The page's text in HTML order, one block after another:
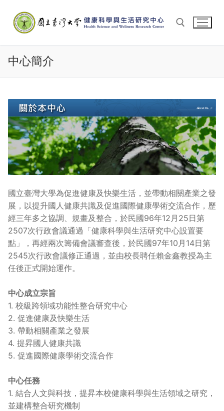
content
中心簡介
國立臺灣大學為促進健康及快樂生活，並帶動相關產業之發
展，以提升國人健康共識及促進國際健康學術交流合作，歷
經三年多之協調、規畫及整合，於民國96年12月25日第
2507次行政會議通過「健康科學與生活研究中心設置要
點」，再經兩次籌備會議審查後，於民國97年10月14日第
2545次行政會議修正通過，並由校長聘任賴金鑫教授為主
任後正式開始運作。
中心成立宗旨
1. 校級跨領域功能性整合研究中心
2. 促進健康及快樂生活
3. 帶動相關產業之發展
4. 提昇國人健康共識
5. 促進國際健康學術交流合作
中心任務
1. 結合人文與科技，提昇本校健康科學與生活領域之研究，
並建構整合研究機制